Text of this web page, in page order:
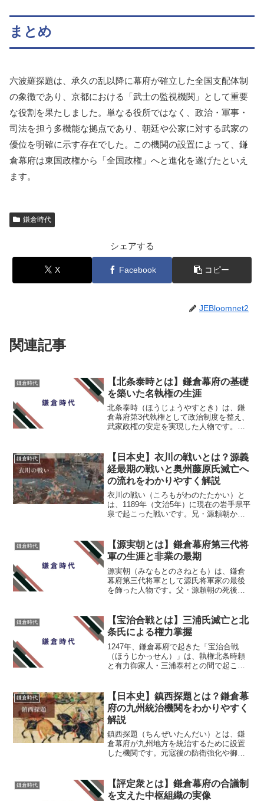
まとめ
六波羅探題は、承久の乱以降に幕府が確立した全国支配体制
の象徴であり、京都における「武士の監視機関」として重要
な役割を果たしました。単なる役所ではなく、政治・軍事・
司法を担う多機能な拠点であり、朝廷や公家に対する武家の
優位を明確に示す存在でした。この機関の設置によって、鎌
倉幕府は東国政権から「全国政権」へと進化を遂げたといえ
ます。
鎌倉時代
シェアする
X Facebook コピー
JEBloomnet2
関連記事
鎌倉時代
【北条泰時とは】鎌倉幕府の基礎
を築いた名執権の生涯
北条泰時（ほうじょうやすとき）は、鎌
倉幕府第3代執権として政治制度を整え、
武家政権の安定を実現した人物です。
法的基盤を築いた名執権と称えられてい
ます。本記事では、北条泰...
鎌倉時代
【日本史】衣川の戦いとは？源義
経最期の戦いと奥州藤原氏滅亡へ
の流れをわかりやすく解説
衣川の戦い（ころもがわのたたかい）と
は、1189年（文治5年）に現在の岩手県平
泉で起こった戦いです。兄・源頼朝から
ました。この戦いは源義経の生涯を締め
くくる出来事である...
鎌倉時代
【源実朝とは】鎌倉幕府第三代将
軍の生涯と非業の最期
源実朝（みなもとのさねとも）は、鎌倉
幕府第三代将軍として源氏将軍家の最後
を飾った人物です。父・源頼朝の死後、
しました。この記事では、源実朝につい
て解説します。 源実朝の...
鎌倉時代
【宝治合戦とは】三浦氏滅亡と北
条氏による権力掌握
1247年、鎌倉幕府で起きた「宝治合戦
（ほうじかっせん）」は、執権北条時頼
と有力御家人・三浦泰村との間で起こっ
三浦氏は滅亡し、北条氏は幕府における
絶対的な地位を確立しま...
鎌倉時代
【日本史】鎮西探題とは？鎌倉幕
府の九州統治機関をわかりやすく
解説
鎮西探題（ちんぜいたんだい）とは、鎌
倉幕府が九州地方を統治するために設置
した機関です。元寇後の防衛強化や御家
した。そのため、鎌倉幕府における九州
支配の中心的な役割を担っ...
鎌倉時代
【評定衆とは】鎌倉幕府の合議制
を支えた中枢組織の実像